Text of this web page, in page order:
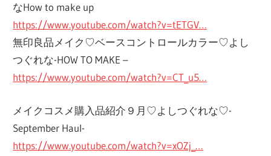
なHow to make up
https://www.youtube.com/watch?v=tETGV…
無印良品メイク♡ベースコントロールカラー♡よし
つぐれな-HOW TO MAKE –
https://www.youtube.com/watch?v=CT_u5…
メイクコスメ購入品紹介９月♡よしつぐれな♡-
September Haul-
https://www.youtube.com/watch?v=xOZj_…